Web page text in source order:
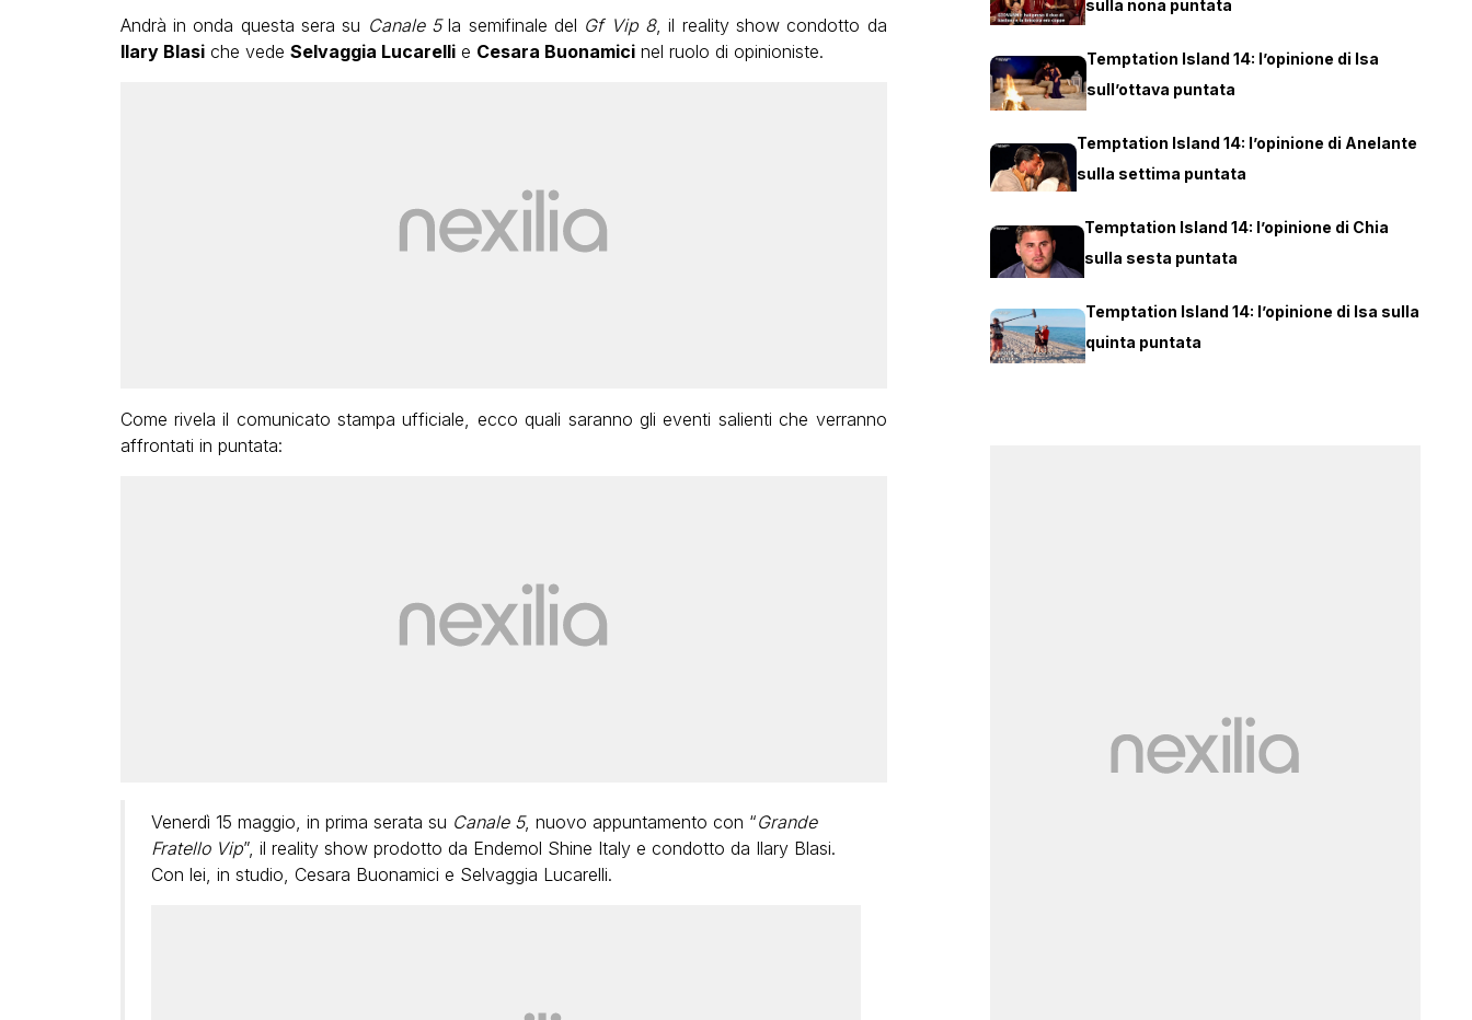
Andrà in onda questa sera su Canale 5la semifinale del Gf Vip 8, il reality show condotto da
Ilary Blasiche vede Selvaggia Lucarellie Cesara Buonamicinel ruolo di opinioniste.
Come rivela il comunicato stampa ufficiale, ecco quali saranno gli eventi salienti che verranno
affrontati in puntata:
Venerdì 15 maggio, in prima serata su Canale 5, nuovo appuntamento con “Grande
Fratello Vip”, il reality show prodotto da Endemol Shine Italy e condotto da Ilary Blasi.
Con lei, in studio, Cesara Buonamici e Selvaggia Lucarelli.
sulla nona puntata
Temptation Island 14: l’opinione di Isa
sull’ottava puntata
Temptation Island 14: l’opinione di Anelante
sulla settima puntata
Temptation Island 14: l’opinione di Chia
sulla sesta puntata
Temptation Island 14: l’opinione di Isa sulla
quinta puntata